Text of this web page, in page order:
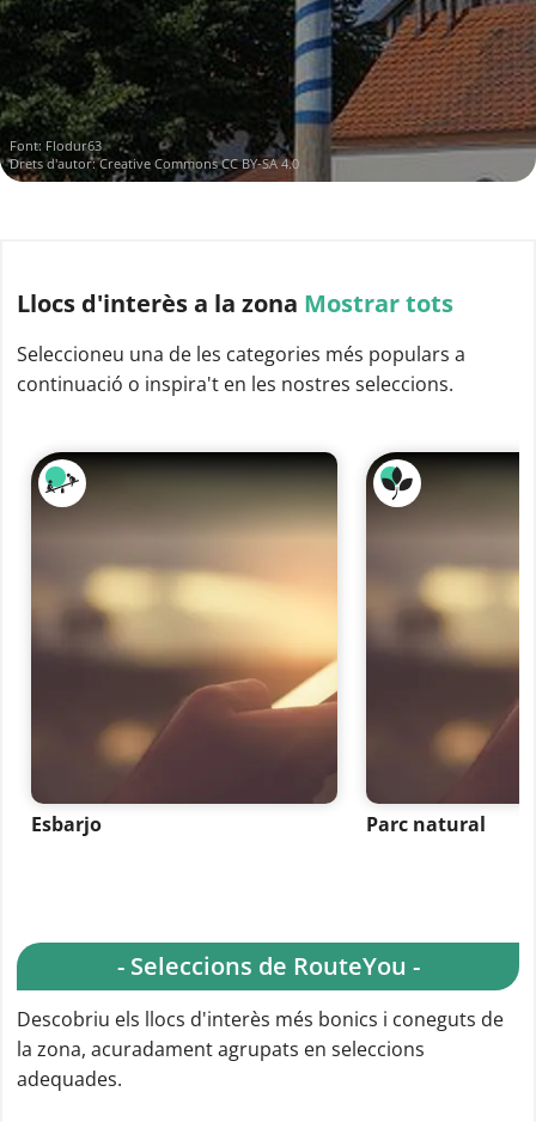
Font: Flodur63
Drets d'autor:Creative Commons CC BY-SA 4.0
Llocs d'interèsa la zona Mostrar tots
Seleccioneu una de les categories més populars a
continuació o inspira't en les nostres seleccions.
Esbarjo Parc natural
- Seleccions de RouteYou -
Descobriu els llocs d'interès més bonics i coneguts de
la zona, acuradament agrupats en seleccions
adequades.